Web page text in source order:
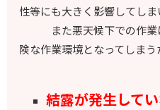
性等にも大きく影響してしま
また悪天候下での作業
険な作業環境となってしまう
結露が発生して